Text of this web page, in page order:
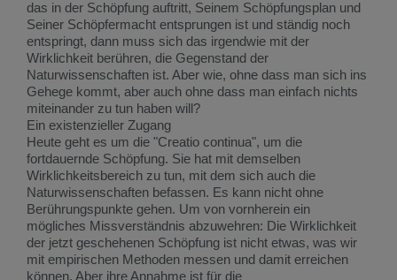
das in der Schöpfung auftritt, Seinem Schöpfungsplan und
Seiner Schöpfermacht entsprungen ist und ständig noch
entspringt, dann muss sich das irgendwie mit der
Wirklichkeit berühren, die Gegenstand der
Naturwissenschaften ist. Aber wie, ohne dass man sich ins
Gehege kommt, aber auch ohne dass man einfach nichts
miteinander zu tun haben will?
Ein existenzieller Zugang
Heute geht es um die "Creatio continua", um die
fortdauernde Schöpfung. Sie hat mit demselben
Wirklichkeitsbereich zu tun, mit dem sich auch die
Naturwissenschaften befassen. Es kann nicht ohne
Berührungspunkte gehen. Um von vornherein ein
mögliches Missverständnis abzuwehren: Die Wirklichkeit
der jetzt geschehenen Schöpfung ist nicht etwas, was wir
mit empirischen Methoden messen und damit erreichen
können. Aber ihre Annahme ist für die